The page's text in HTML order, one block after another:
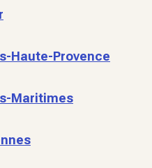
Haute-Provence
Maritimes